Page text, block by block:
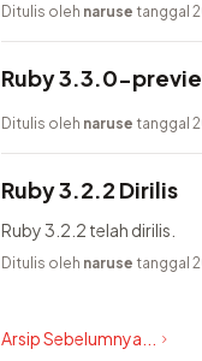
Ditulis oleh naruse tanggal
Ruby 3.3.0-
Ditulis oleh naruse tanggal
Ruby 3.2.2 Dirilis
Ruby 3.2.2 telah dirilis.
Ditulis oleh naruse tanggal
Arsip Sebelumnya...